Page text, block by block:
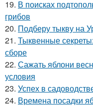
19. В поисках
грибов
20. Подберу тыкву на
21. Тыквенные секреты:
сборе
22. Сажать яблони
условия
23. Успех в
24. Времена посадки